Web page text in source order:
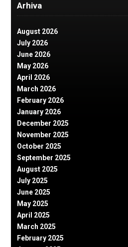
Arhiva
August 2026
July 2026
June 2026
May 2026
April 2026
March 2026
February 2026
January 2026
December 2025
November 2025
October 2025
September 2025
August 2025
July 2025
June 2025
May 2025
April 2025
March 2025
February 2025